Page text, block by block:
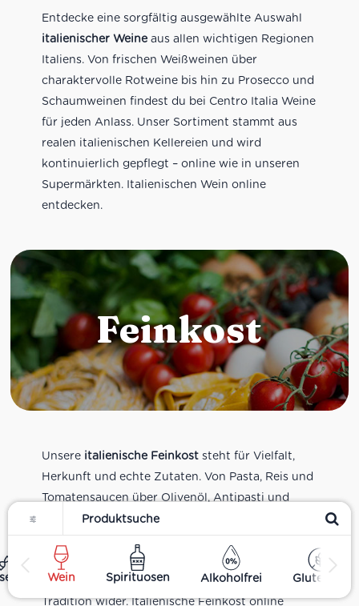
Wein Spirituosen Alkoholfrei Glutenfrei
Entdecke eine sorgfältig ausgewählte Auswahl
italienischer Weineaus allen wichtigen Regionen
Italiens. Von frischen Weißweinen über
charaktervolle Rotweine bis hin zu Prosecco und
Schaumweinen findest du bei Centro Italia Weine
für jeden Anlass. Unser Sortiment stammt aus
realen italienischen Kellereien und wird
kontinuierlich gepflegt – online wie in unseren
Supermärkten. Italienischen Wein online
entdecken.
Feinkost
Unsere italienische Feinkoststeht für Vielfalt,
Herkunft und echte Zutaten. Von Pasta, Reis und
Tomatensaucen über Olivenöl, Antipasti und
Pesto bis zu Balsamico und Spezialitäten aus
verschiedenen Regionen Italiens. Alle Produkte
sind Teil unseres realen Supermarkt-Sortiments
und spiegeln italienische Alltagsküche und
Tradition wider. Italienische Feinkost online